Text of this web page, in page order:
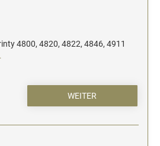
4800, 4820, 4822, 4846, 4911